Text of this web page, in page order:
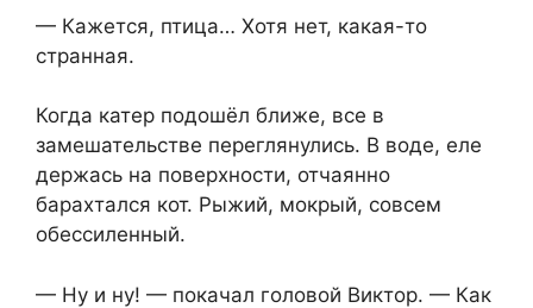
— Кажется, птица… Хотя нет, какая-то
странная.
Когда катер подошёл ближе, все в
замешательстве переглянулись. В воде, еле
держась на поверхности, отчаянно
барахтался кот. Рыжий, мокрый, совсем
обессиленный.
— Ну и ну! — покачал головой Виктор. — Как